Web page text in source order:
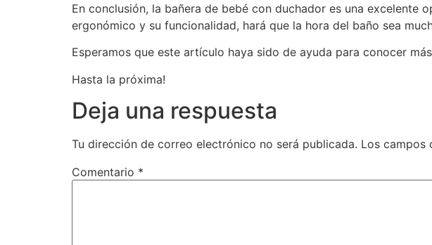
En conclusión, la bañera de bebé con duchador es una excelente
ergonómico y su funcionalidad, hará que la hora del baño sea
Esperamos que este artículo haya sido de ayuda para conocer
Hasta la próxima!
Deja una respuesta
Tu dirección de correo electrónico no será publicada. Los campos
Comentario *